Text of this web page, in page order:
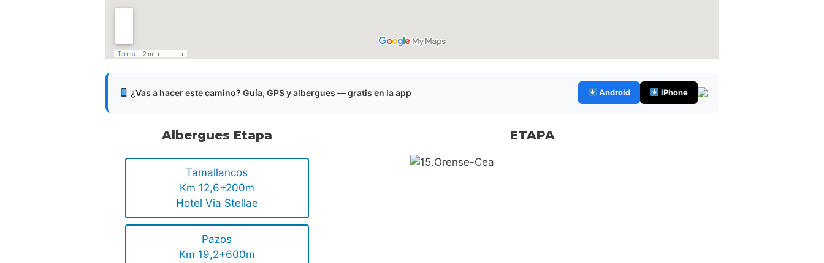
¿Vas a hacer este camino? Guía, GPS y albergues — gratis en la app Android iPhone
Albergues Etapa
Tamallancos
Km 12,6+200m
Hotel Via Stellae
Pazos
Km 19,2+600m
ETAPA